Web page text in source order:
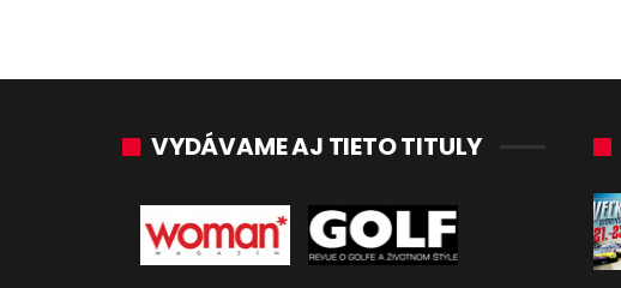
VYDÁVAME AJ TIETO TITULY